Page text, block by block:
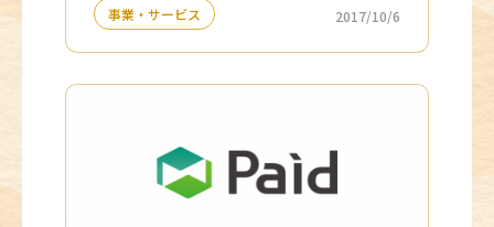
事業・サービス 2017/10/6